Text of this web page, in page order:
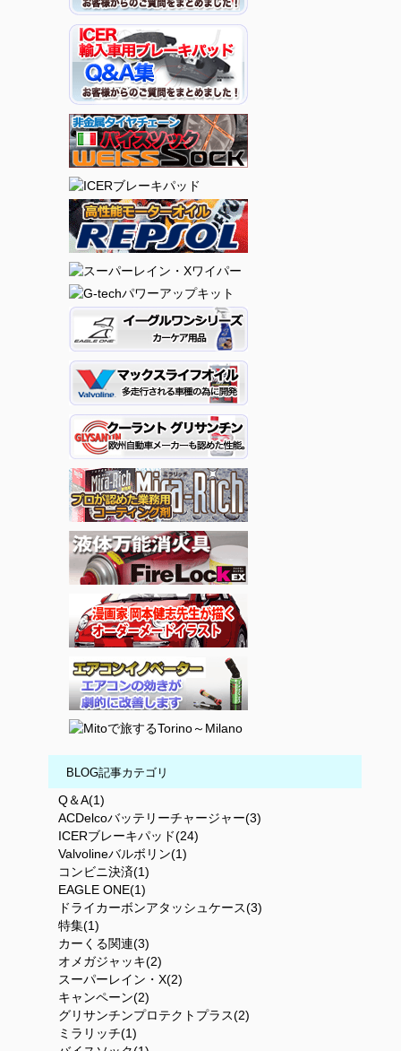
BLOG記事カテゴリ
Q＆A(1)
ACDelcoバッテリーチャージャー(3)
ICERブレーキパッド(24)
Valvolineバルボリン(1)
コンビニ決済(1)
EAGLE ONE(1)
ドライカーボンアタッシュケース(3)
特集(1)
カーくる関連(3)
オメガジャッキ(2)
スーパーレイン・X(2)
キャンペーン(2)
グリサンチンプロテクトプラス(2)
ミラリッチ(1)